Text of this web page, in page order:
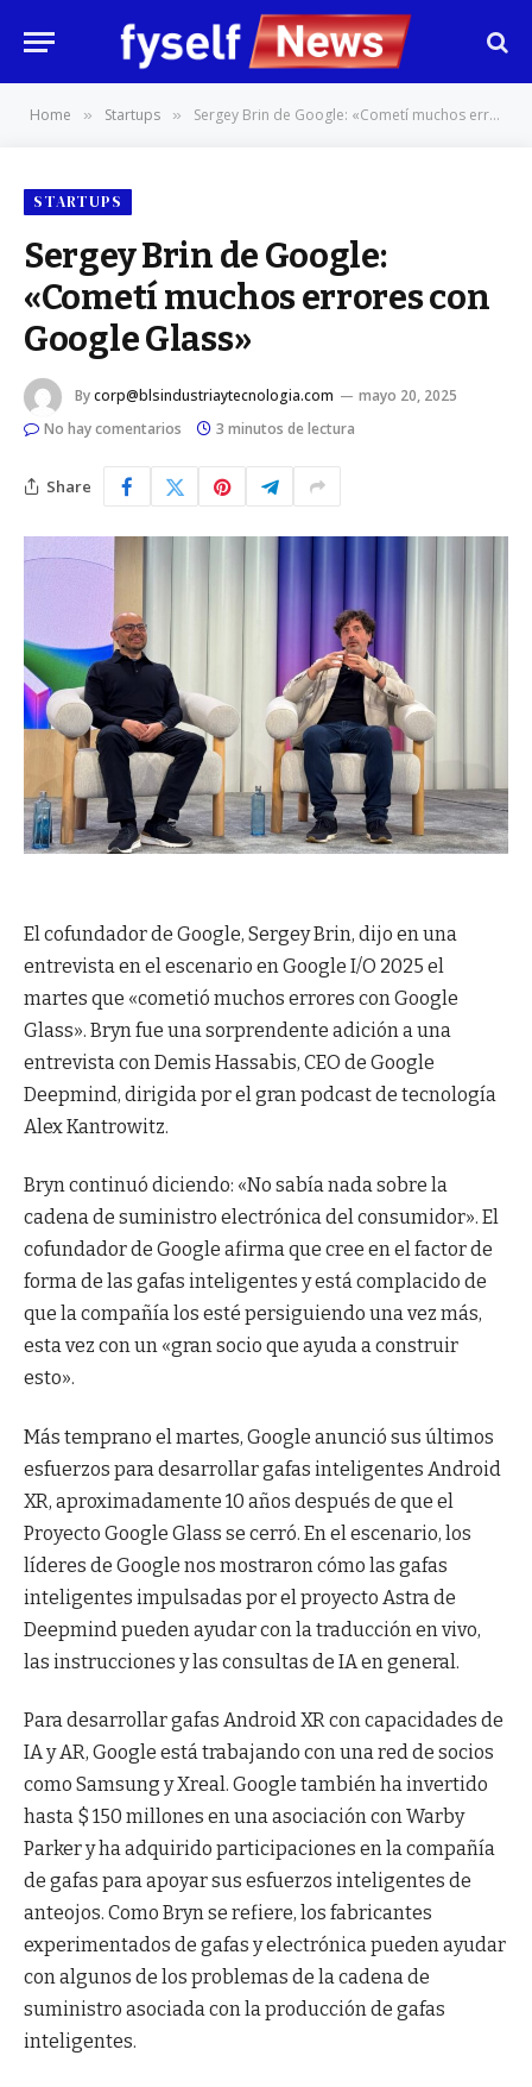
Home » Startups » Sergey Brin de Google: «Cometí muchos errores con Google Glass»
STARTUPS
Sergey Brin de Google:
«Cometí muchos errores con
Google Glass»
Bycorp@blsindustriaytecnologia.com
mayo 20, 2025
No hay comentarios
3 minutos de lectura
Share
El cofundador de Google, Sergey Brin, dijo en una
entrevista en el escenario en Google I/O 2025 el
martes que «cometió muchos errores con Google
Glass». Bryn fue una sorprendente adición a una
entrevista con Demis Hassabis, CEO de Google
Deepmind, dirigida por el gran podcast de tecnología
Alex Kantrowitz.
Bryn continuó diciendo: «No sabía nada sobre la
cadena de suministro electrónica del consumidor». El
cofundador de Google afirma que cree en el factor de
forma de las gafas inteligentes y está complacido de
que la compañía los esté persiguiendo una vez más,
esta vez con un «gran socio que ayuda a construir
esto».
Más temprano el martes, Google anunció sus últimos
esfuerzos para desarrollar gafas inteligentes Android
XR, aproximadamente 10 años después de que el
Proyecto Google Glass se cerró. En el escenario, los
líderes de Google nos mostraron cómo las gafas
inteligentes impulsadas por el proyecto Astra de
Deepmind pueden ayudar con la traducción en vivo,
las instrucciones y las consultas de IA en general.
Para desarrollar gafas Android XR con capacidades de
IA y AR, Google está trabajando con una red de socios
como Samsung y Xreal. Google también ha invertido
hasta $ 150 millones en una asociación con Warby
Parker y ha adquirido participaciones en la compañía
de gafas para apoyar sus esfuerzos inteligentes de
anteojos. Como Bryn se refiere, los fabricantes
experimentados de gafas y electrónica pueden ayudar
con algunos de los problemas de la cadena de
suministro asociada con la producción de gafas
inteligentes.